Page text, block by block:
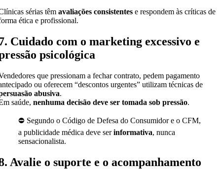
sérias têmavaliações consistentes e respondem às críticas de
ética e profissional.
Cuidado com o marketing excessivo e
psicológica
que pressionam a fechar contrato, pedem pagamento
ou oferecem “descontos urgentes” utilizam técnicas de
abusiva.
saúde,nenhuma decisão deve ser tomada sob pressão.
⛔ Segundo o Código de Defesa do Consumidor e o CFM,
a publicidade médica deve serinformativa, nunca
sensacionalista.
Avalie o suporte e o acompanhamento